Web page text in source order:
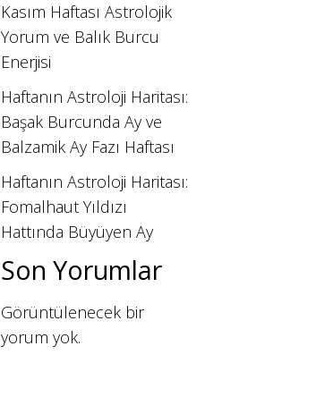
Kasım Haftası Astrolojik
Yorum ve Balık Burcu
Enerjisi
Haftanın Astroloji Haritası:
Başak Burcunda Ay ve
Balzamik Ay Fazı Haftası
Haftanın Astroloji Haritası:
Fomalhaut Yıldızı
Hattında Büyüyen Ay
Son Yorumlar
Görüntülenecek bir
yorum yok.